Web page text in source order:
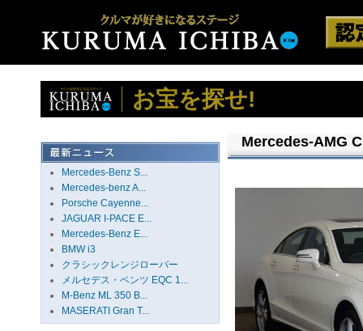
お宝を探せ!
Mercedes-Benz S...
Mercedes-benz A...
Porsche Cayenne...
JAGUAR I-PACE E...
Mercedes-Benz E...
BMW i3
クラシックレンジローバー
メルセデス・ベンツ EQC 1...
M-Benz ML 350 B...
MASERATI Gran T...
Mercedes-AMG